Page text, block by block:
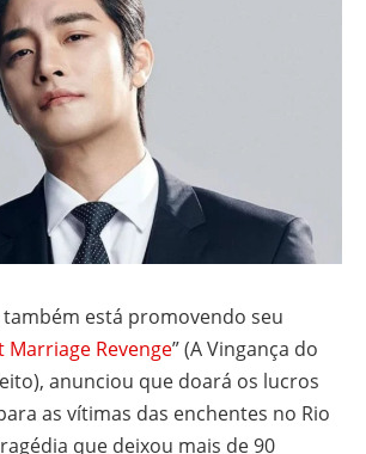
está promovendo seu
Marriage Revenge” (A Vingança do
anunciou que doará os lucros
as vítimas das enchentes no Rio
que deixou mais de 90